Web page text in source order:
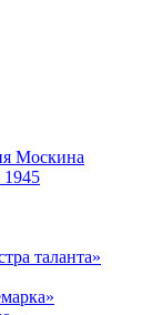
Москина
таланта»